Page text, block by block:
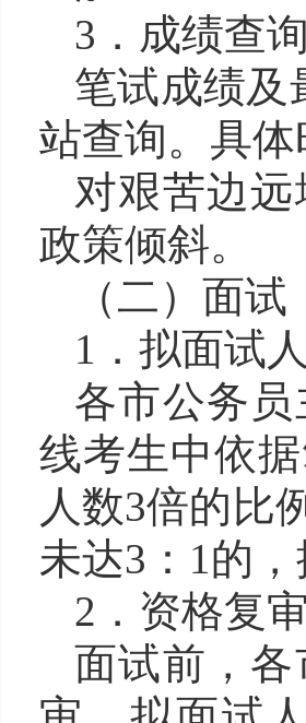
3．成绩查询
笔试成绩及
站查询。具
对艰苦边
政策倾斜。
（二）面试
1．拟面试
各市公务
线考生中依
人数3倍的比
未达3：1的
2．资格复审
面试前，